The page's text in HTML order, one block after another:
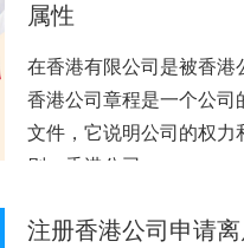
属性
在香港有限公司是被香港
香港公司章程是一个公司
文件，它说明公司的权力
则。香港公司…
注册香港公司申请